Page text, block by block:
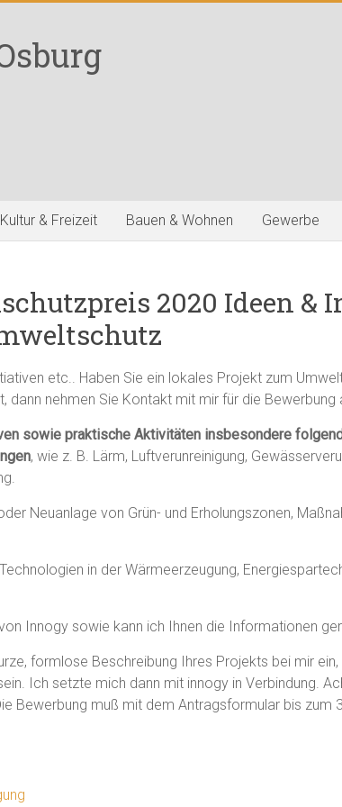
Kultur & Freizeit Bauen & Wohnen Gewerbe
2020 Ideen &
etc.. Haben Sie ein lokales Projekt zum
nehmen Sie Kontakt mit mir für die Bewerbung
sowie praktische Aktivitäten insbesondere
, wie z. B. Lärm, Luftverunreinigung,
Neuanlage von Grün- und Erholungszonen,
in der Wärmeerzeugung,
Innogy sowie kann ich Ihnen die Informationen
formlose Beschreibung Ihres Projekts bei mir
Ich setzte mich dann mit innogy in Verbindung.
Bewerbung muß mit dem Antragsformular bis